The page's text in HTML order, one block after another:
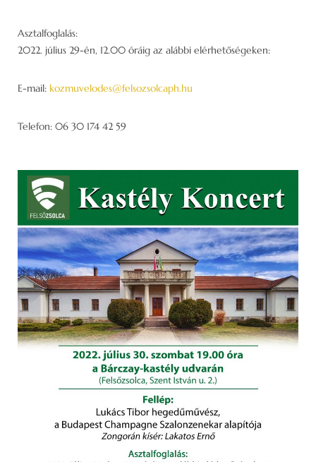
Asztalfoglalás:
2022. július 29-én, 12.00 óráig az alábbi elérhetőségeken:
E-mail: kozmuvelodes@felsozsolcaph.hu
Telefon: 06 30 174 42 59